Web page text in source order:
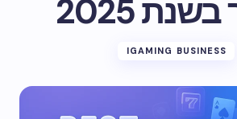
2025
IGAMING BUSINESS